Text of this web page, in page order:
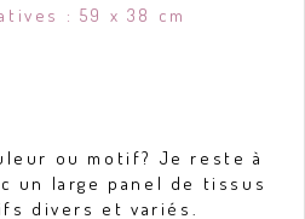
: 59 x 38 cm
ou motif? Je reste à
un large panel de tissus
divers et variés.